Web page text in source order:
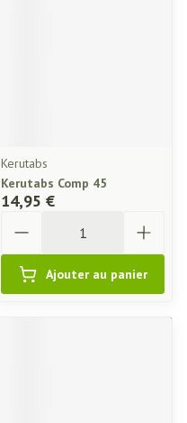
Kerutabs
Kerutabs Comp 45
14,95 €
Ajouter au panier